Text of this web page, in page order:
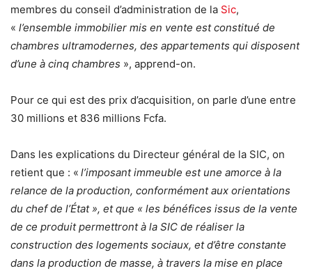
membres du conseil d’administration de la Sic,
« l’ensemble immobilier mis en vente est constitué de
chambres ultramodernes, des appartements qui disposent
d’une à cinq chambres », apprend-on.
Pour ce qui est des prix d’acquisition, on parle d’une entre
30 millions et 836 millions Fcfa.
Dans les explications du Directeur général de la SIC, on
retient que : « l’imposant immeuble est une amorce à la
relance de la production, conformément aux orientations
du chef de l’État », et que « les bénéfices issus de la vente
de ce produit permettront à la SIC de réaliser la
construction des logements sociaux, et d’être constante
dans la production de masse, à travers la mise en place